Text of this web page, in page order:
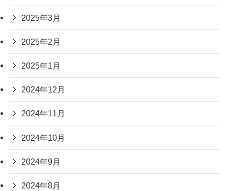
2025年3月
2025年2月
2025年1月
2024年12月
2024年11月
2024年10月
2024年9月
2024年8月